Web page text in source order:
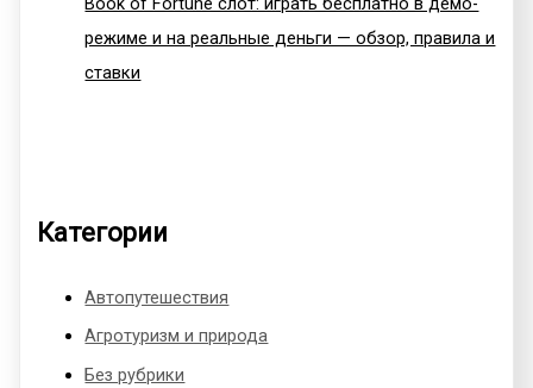
режиме и на реальные деньги — обзор, правила и
ставки
Категории
Автопутешествия
Агротуризм и природа
Без рубрики